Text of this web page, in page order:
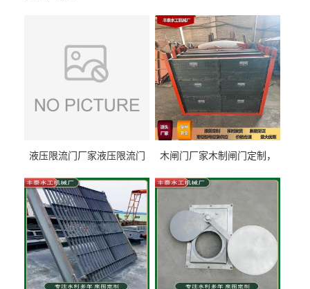
液压限流门厂家液压限流门
泰制造
木闸门厂家木制闸门定制，
型号齐全